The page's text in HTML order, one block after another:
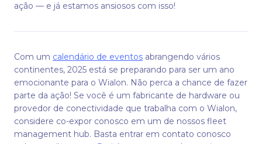
ação — e já estamos ansiosos com isso!
Com um calendário de eventos abrangendo vários
continentes, 2025 está se preparando para ser um ano
emocionante para o Wialon. Não perca a chance de fazer
parte da ação! Se você é um fabricante de hardware ou
provedor de conectividade que trabalha com o Wialon,
considere co-expor conosco em um de nossos fleet
management hub. Basta entrar em contato conosco